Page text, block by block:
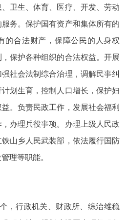
卫生、体育、医疗、开发、劳动
务。保护国有资产和集体所有的
的合法财产，保障公民的人身权
保护各种组织的合法权益。开展
社会法制综合治理，调解民事纠
划生育，控制人口增长，保护妇
。负责民政工作，发展社会福利
办理兵役事项。办理上级人民政
山乡人民武装部，依法履行国防
理等职能。
，行政机关、财政所、综治维稳